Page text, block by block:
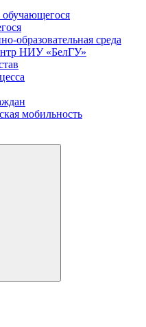
образовательная среда
НИУ «БелГУ»
мобильность